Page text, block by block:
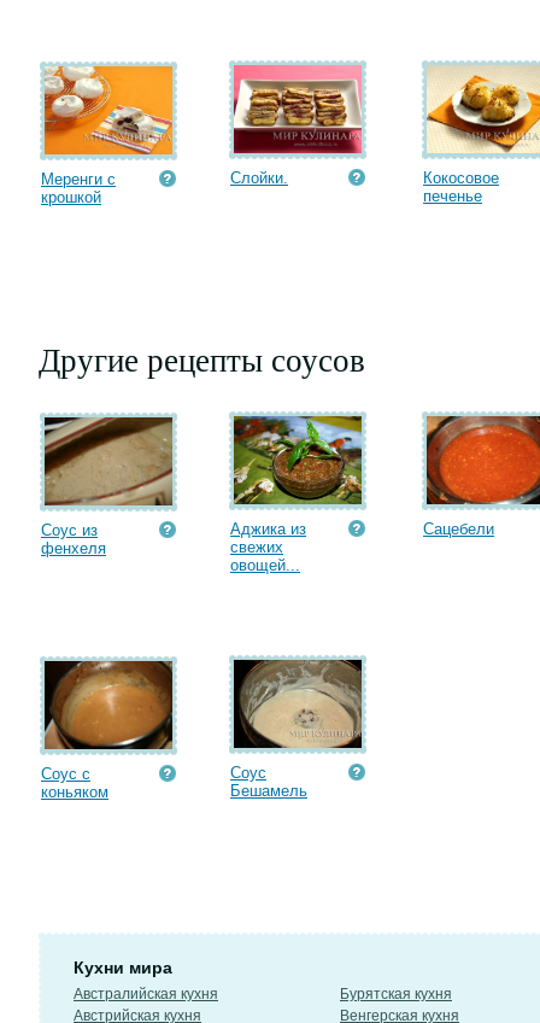
Меренги с
крошкой
Слойки.
Кокосовое
печенье
Другие рецепты соусов
Соус из
фенхеля
Аджика из
свежих
овощей...
Сацебели
Соус с
коньяком
Соус
Бешамель
Кухни мира
Австралийская кухня
Австрийская кухня
Бурятская кухня
Венгерская кухня